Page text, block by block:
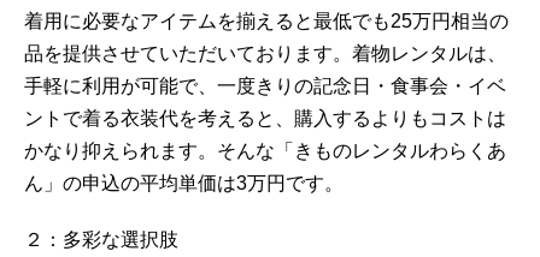
着用に必要なアイテムを揃えると最低でも25万円相当の
品を提供させていただいております。着物レンタルは、
手軽に利用が可能で、一度きりの記念日・食事会・イベ
ントで着る衣装代を考えると、購入するよりもコストは
かなり抑えられます。そんな「きものレンタルわらくあ
ん」の申込の平均単価は3万円です。
２：多彩な選択肢